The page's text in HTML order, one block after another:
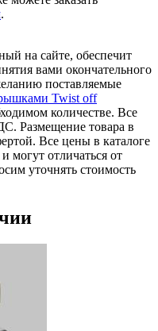
.
на сайте, обеспечит
вами окончательного
поставляемые
Twist off
количестве. Все
Размещение товара в
Все цены в каталоге
могут отличаться от
уточнять стоимость